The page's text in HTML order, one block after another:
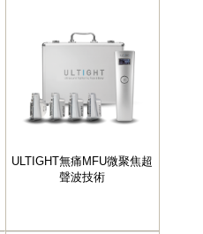
ULTIGHT無痛MFU微聚焦超
聲波技術